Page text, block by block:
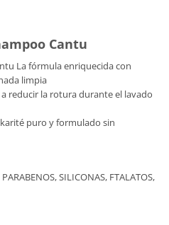
Cantu
La fórmula enriquecida con
limpia
reducir la rotura durante el lavado
puro y formulado sin
SILICONAS, FTALATOS,